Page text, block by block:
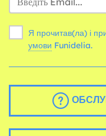
Я прочитав(ла) і
умови Funidelia.